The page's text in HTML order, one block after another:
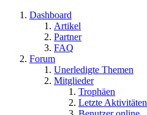
Dashboard
Artikel
Partner
FAQ
Forum
Unerledigte Themen
Mitglieder
Trophäen
Letzte Aktivitäten